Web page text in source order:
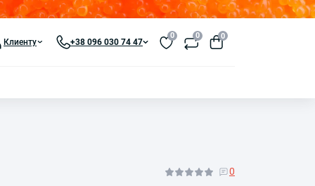
Клиенту +38 096 030 74 47
0 0 0
0